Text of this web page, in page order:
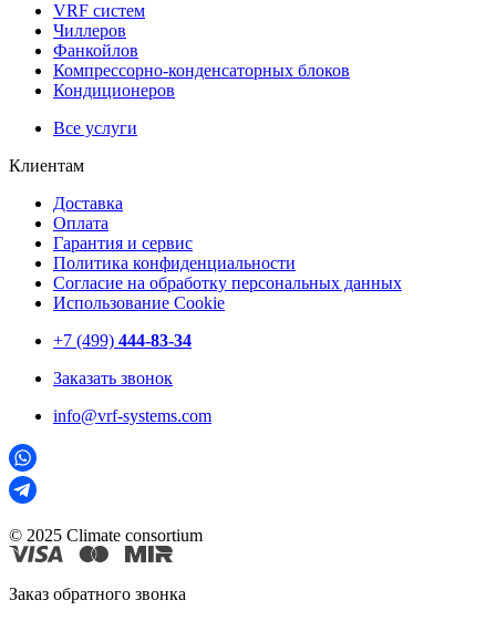
VRF систем
Чиллеров
Фанкойлов
Компрессорно-конденсаторных блоков
Кондиционеров
Все услуги
Клиентам
Доставка
Оплата
Гарантия и сервис
Политика конфиденциальности
Согласие на обработку персональных данных
Использование Cookie
+7 (499) 444-83-34
Заказать звонок
info@vrf-systems.com
© 2025 Climate consortium
Заказ обратного звонка